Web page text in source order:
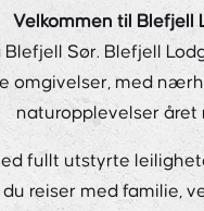
Velkommen til Blefjell
Sør. Blefjell
omgivelser, med
naturopplevelser året
fullt utstyrte
reiser med familie,